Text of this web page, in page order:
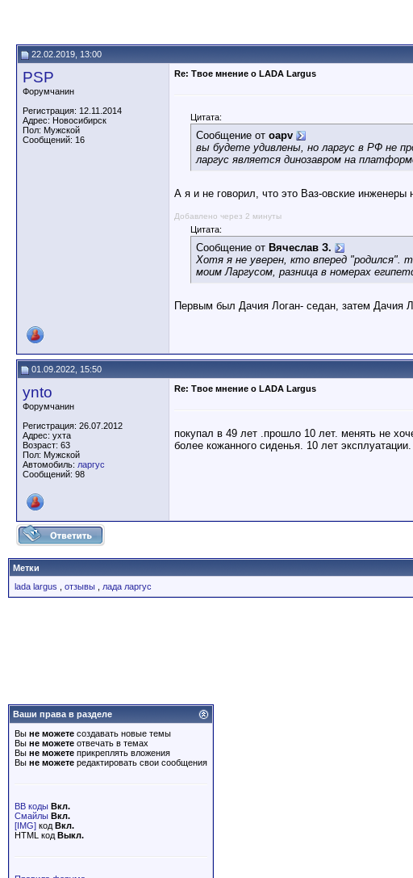
22.02.2019, 13:00
PSP
Форумчанин
Регистрация: 12.11.2014
Адрес: Новосибирск
Пол: Мужской
Сообщений: 16
Re: Твое мнение о LADA Largus
Цитата:
Сообщение от oapv
вы будете удивлены, но ларгус в РФ не
ларгус является динозавром на
А я и не говорил, что это Ваз-овские инженеры
Добавлено через 2 минуты
Цитата:
Сообщение от Вячеслав З.
Хотя я не уверен, кто вперед "родился".
моим Ларгусом, разница в номерах
Первым был Дачия Логан- седан, затем Дачия
01.09.2022, 15:50
ynto
Форумчанин
Регистрация: 26.07.2012
Адрес: ухта
Возраст: 63
Пол: Мужской
Автомобиль: ларгус
Сообщений: 98
Re: Твое мнение о LADA Largus
покупал в 49 лет .прошло 10 лет. менять не
более кожанного сиденья. 10 лет
Метки
lada largus
отзывы лада ларгус
Ваши права в разделе
Вы не можете создавать новые темы
Вы не можете отвечать в темах
Вы не можете прикреплять вложения
Вы не можете редактировать свои сообщения
BB коды Вкл.
Смайлы Вкл.
[IMG] код Вкл.
HTML код Выкл.